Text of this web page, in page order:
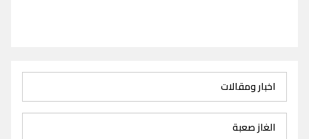
اخبار ومقالات
الغاز صعبة